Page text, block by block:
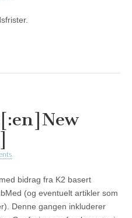
bidrag fra K2 basert
(og eventuelt artikler som
Denne gangen inkluderer